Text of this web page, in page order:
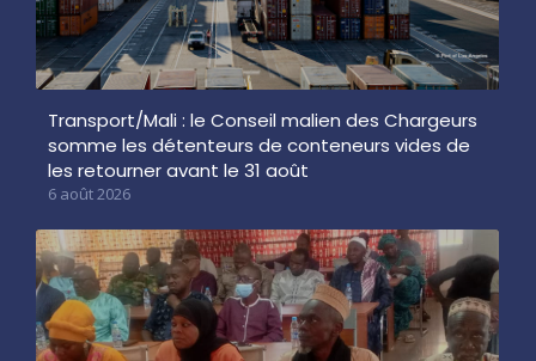
Transport/Mali : le Conseil malien des Chargeurs
somme les détenteurs de conteneurs vides de
les retourner avant le 31 août
6 août 2026